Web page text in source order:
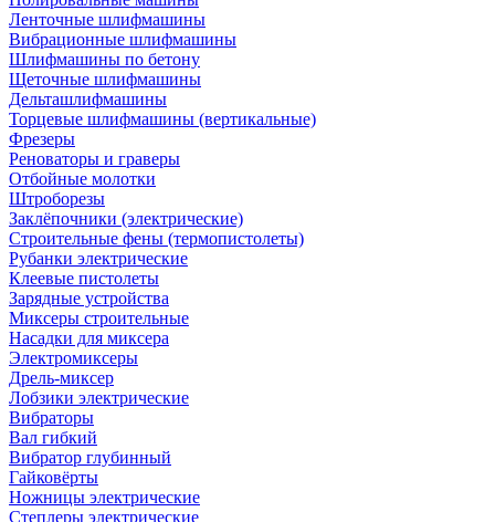
Ленточные шлифмашины
Вибрационные шлифмашины
Шлифмашины по бетону
Щеточные шлифмашины
Дельташлифмашины
Торцевые шлифмашины (вертикальные)
Фрезеры
Реноваторы и граверы
Отбойные молотки
Штроборезы
Заклёпочники (электрические)
Строительные фены (термопистолеты)
Рубанки электрические
Клеевые пистолеты
Зарядные устройства
Миксеры строительные
Насадки для миксера
Электромиксеры
Дрель-миксер
Лобзики электрические
Вибраторы
Вал гибкий
Вибратор глубинный
Гайковёрты
Ножницы электрические
Степлеры электрические